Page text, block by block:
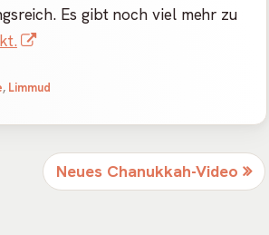
Es gibt noch viel mehr zu
In
Fenster
, Limmud
Nächster
Beitrag
Neues Chanukkah-Video